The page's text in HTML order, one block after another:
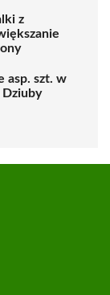
z
asp. szt. w
Dziuby